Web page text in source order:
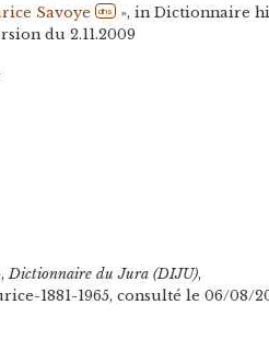
Savoye dhs », in Dictionnaire
du 2.11.2009
Dictionnaire du Jura (DIJU),
1881-1965, consulté le 06/08/